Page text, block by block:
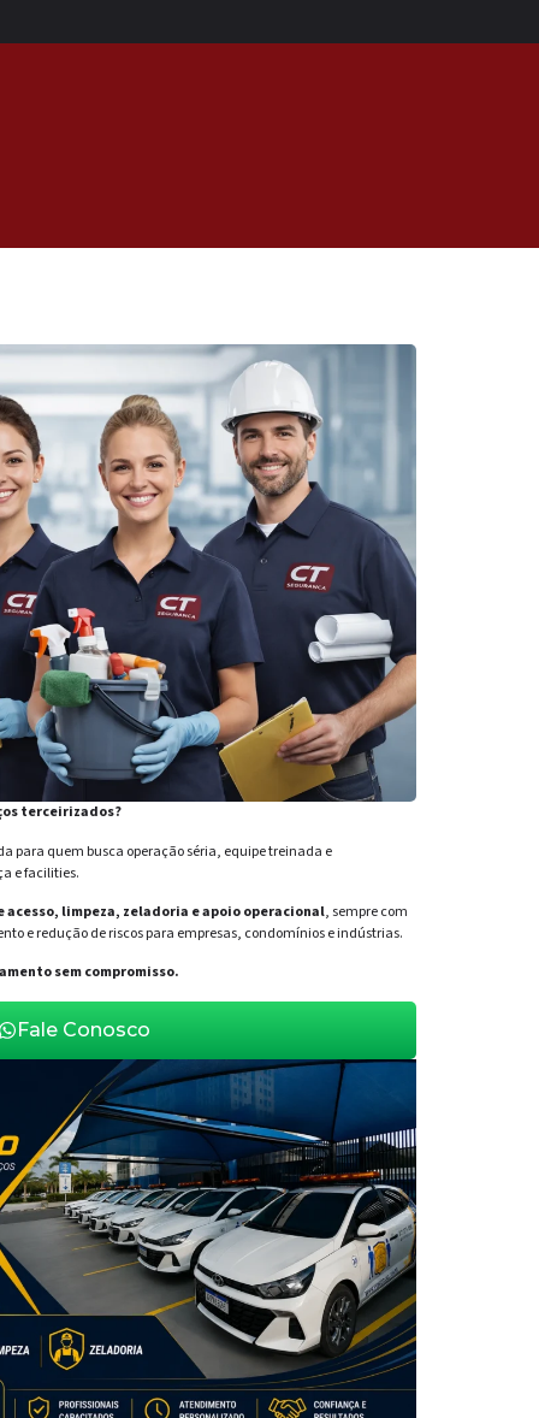
terceirizados?
para quem busca operação séria, equipe treinada e
e facilities.
limpeza, zeladoria e apoio operacional, sempre com
e redução de riscos para empresas, condomínios e indústrias.
sem compromisso.
Fale Conosco